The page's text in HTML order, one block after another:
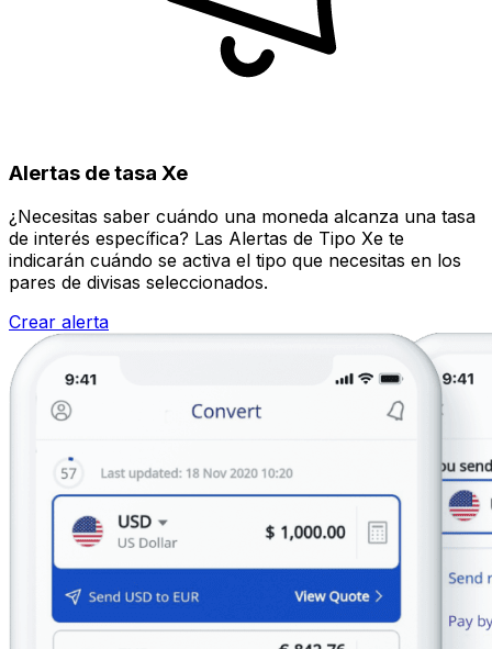
Alertas de tasa Xe
¿Necesitas saber cuándo una moneda alcanza una tasa
de interés específica? Las Alertas de Tipo Xe te
indicarán cuándo se activa el tipo que necesitas en los
pares de divisas seleccionados.
Crear alerta